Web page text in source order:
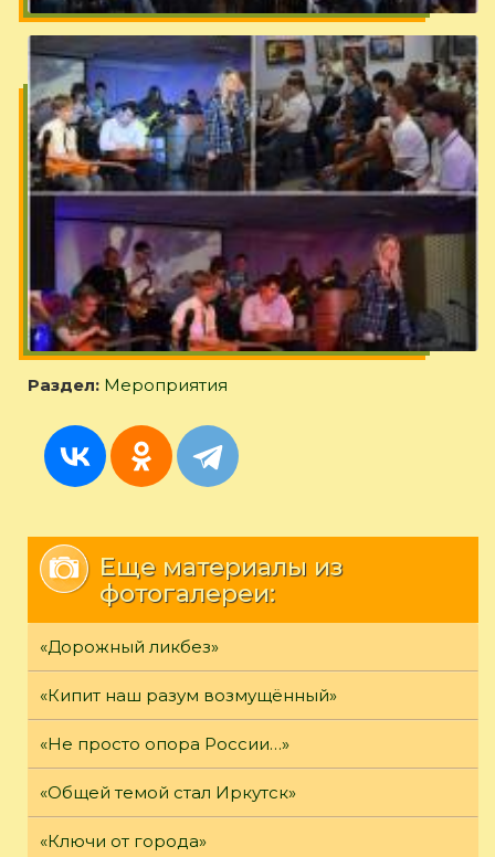
Раздел: Мероприятия
Еще материалы из
фотогалереи:
«Дорожный ликбез»
«Кипит наш разум возмущённый»
«Не просто опора России…»
«Общей темой стал Иркутск»
«Ключи от города»